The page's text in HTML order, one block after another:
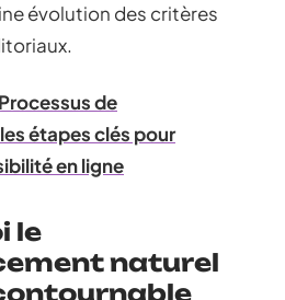
évolution des critères
Processus de
étapes clés pour
en ligne
le
naturel